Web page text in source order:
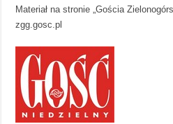
Materiał na stronie „Gościa
zgg.gosc.pl